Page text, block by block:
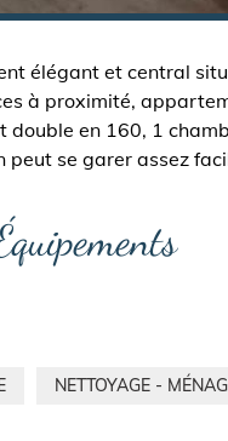
élégant et central
à proximité,
double en 160, 1
peut se garer assez
NETTOYAGE -